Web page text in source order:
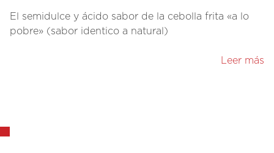
El semidulce y ácido sabor de la cebolla frita «a lo
pobre» (sabor identico a natural)
Leer más